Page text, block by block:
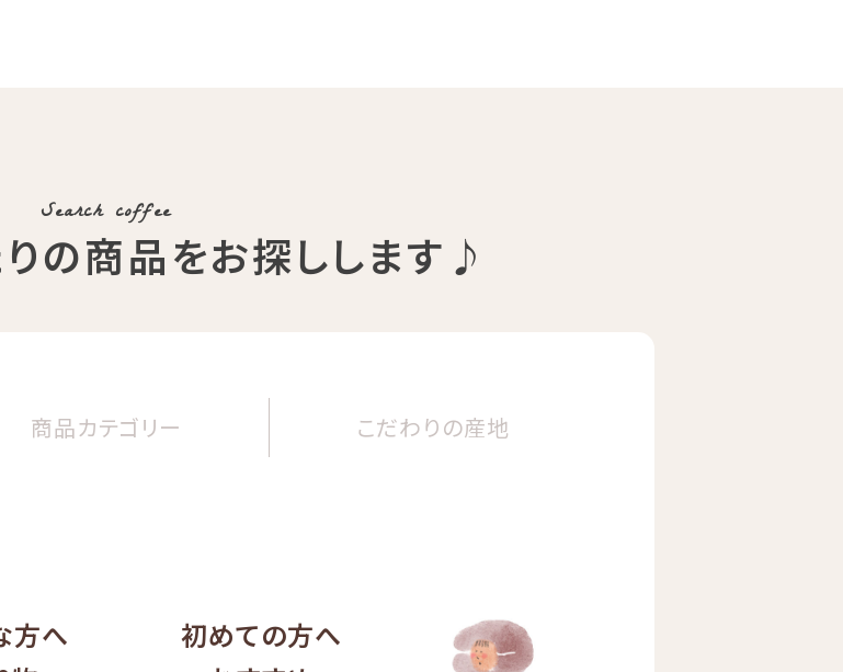
Search coffee
の商品をお探しします♪
商品カテゴリー こだわりの産地
方へ
初めての方へ